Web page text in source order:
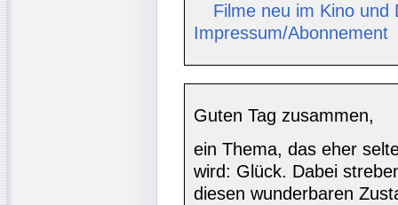
Filme neu im Kino und
Impressum/Abonnement
Guten Tag zusammen,
ein Thema, das eher
wird: Glück. Dabei
diesen wunderbaren